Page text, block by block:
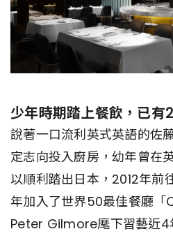
少年時期踏上餐飲，已有
說著一口流利英式英語的佐
定志向投入廚房，幼年曾在
以順利踏出日本，2012年前
年加入了世界50最佳餐廳「
Peter Gilmore麾下習藝近4